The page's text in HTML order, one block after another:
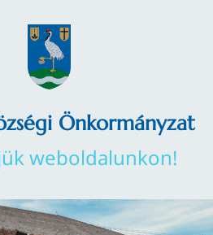
Önkormányzat
weboldalunkon!